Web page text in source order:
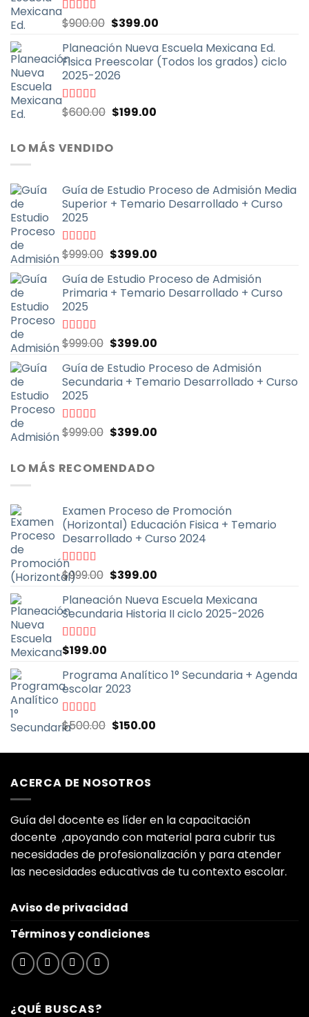
Valorado
con
5
$900.00 El
original
era:
$900.00.
$399.00El
actual
es:
Planeación Nueva Escuela Mexicana Ed.
Fisica Preescolar (Todos los grados) ciclo
2025-2026
Valorado
con
$600.00 El
era:
$199.00El
LO MÁS VENDIDO
Guía de Estudio Proceso de Admisión Media
Superior + Temario Desarrollado + Curso
2025
Valorado
con
5
$999.00 El
original
era:
$399.00El
actual
es:
Guía de Estudio Proceso de Admisión
Primaria + Temario Desarrollado + Curso
2025
Valorado
con
5
$999.00 El
original
era:
$399.00El
actual
es:
Guía de Estudio Proceso de Admisión
Secundaria + Temario Desarrollado + Curso
2025
Valorado
con
$999.00 El
original
era:
$399.00El
LO MÁS RECOMENDADO
Examen Proceso de Promoción
(Horizontal) Educación Fisica + Temario
Desarrollado + Curso 2024
Valorado
con
5
$999.00 El
original
era:
$399.00El
actual
es:
Planeación Nueva Escuela Mexicana
Secundaria Historia II ciclo 2025-2026
Valorado
5
$199.00
Programa Analítico 1° Secundaria + Agenda
escolar 2023
Valorado
con
$500.00 El
original
$500.00.
$150.00El
actual
ACERCA DE NOSOTROS
Guía del docente es líder en la capacitación
docente ,apoyando con material para cubrir tus
necesidades de profesionalización y para atender
las necesidades educativas de tu contexto escolar.
Aviso de privacidad
Términos y condiciones
¿QUÉ BUSCAS?